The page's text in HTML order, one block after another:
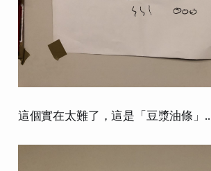
這個實在太難了，這是「豆漿油條」